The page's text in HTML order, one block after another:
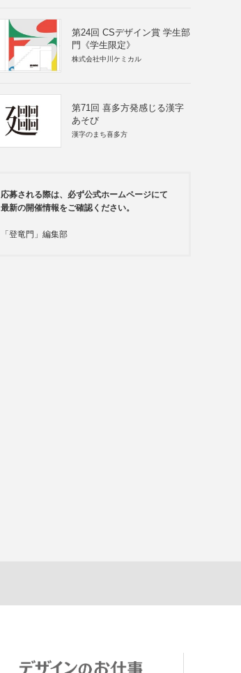
第24回 CSデザイン賞 学生部
門《学生限定》
株式会社中川ケミカル
第71回 喜多方発感じる漢字
あそび
漢字のまち喜多方
応募される際は、必ず公式ホームページにて
最新の開催情報をご確認ください。
「登竜門」編集部